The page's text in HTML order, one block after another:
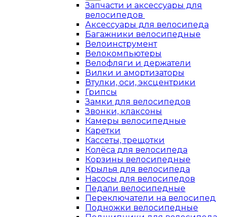
Запчасти и аксессуары для
велосипедов
Аксессуары для велосипеда
Багажники велосипедные
Велоинструмент
Велокомпьютеры
Велофляги и держатели
Вилки и амортизаторы
Втулки, оси, эксцентрики
Грипсы
Замки для велосипедов
Звонки, клаксоны
Камеры велосипедные
Каретки
Кассеты, трещотки
Колёса для велосипеда
Корзины велосипедные
Крылья для велосипеда
Насосы для велосипедов
Педали велосипедные
Переключатели на велосипед
Подножки велосипедные